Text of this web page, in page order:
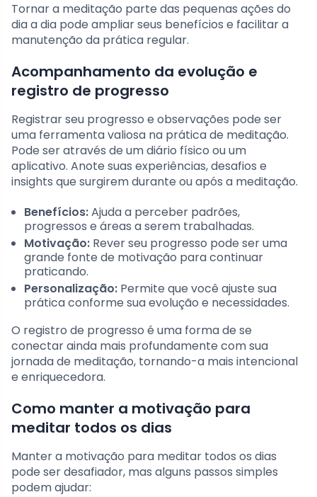
Tornar a meditação parte das pequenas ações do
dia a dia pode ampliar seus benefícios e facilitar a
manutenção da prática regular.
Acompanhamento da evolução e
registro de progresso
Registrar seu progresso e observações pode ser
uma ferramenta valiosa na prática de meditação.
Pode ser através de um diário físico ou um
aplicativo. Anote suas experiências, desafios e
insights que surgirem durante ou após a meditação.
Benefícios:Ajuda a perceber padrões,
progressos e áreas a serem trabalhadas.
Motivação: Rever seu progresso pode ser uma
grande fonte de motivação para continuar
praticando.
Personalização: Permite que você ajuste sua
prática conforme sua evolução e necessidades.
O registro de progresso é uma forma de se
conectar ainda mais profundamente com sua
jornada de meditação, tornando-a mais intencional
e enriquecedora.
Como manter a motivação para
meditar todos os dias
Manter a motivação para meditar todos os dias
pode ser desafiador, mas alguns passos simples
podem ajudar: